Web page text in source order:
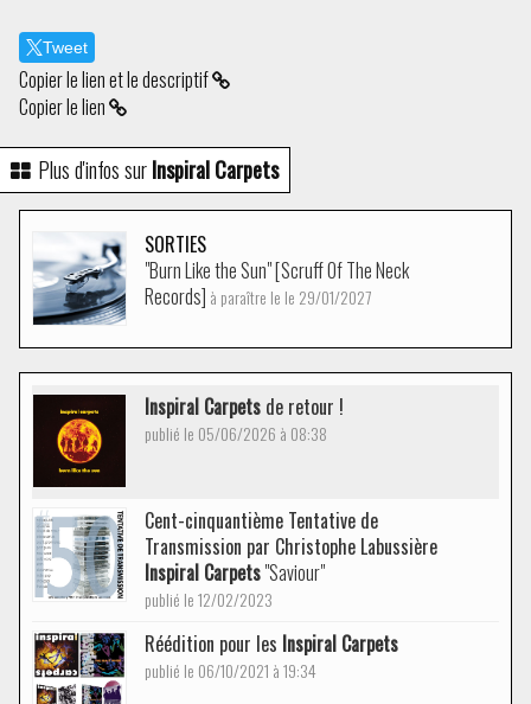
Tweet
Copier le lien et le descriptif
Copier le lien
Plus d'infos surInspiral Carpets
SORTIES
"Burn Like the Sun" [Scruff Of The Neck
Records] à paraître le le 29/01/2027
Inspiral Carpets de retour !
publié le 05/06/2026 à 08:38
Cent-cinquantième Tentative de
Transmission par Christophe Labussière
Inspiral Carpets"Saviour"
publié le 12/02/2023
Réédition pour les Inspiral Carpets
publié le 06/10/2021 à 19:34